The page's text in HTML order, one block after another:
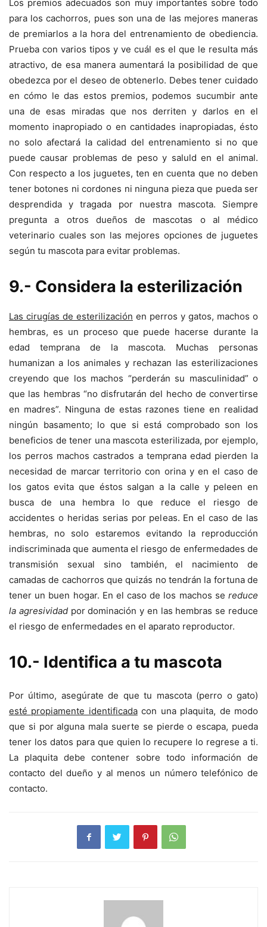
Los premios adecuados son muy importantes sobre todo
para los cachorros, pues son una de las mejores maneras
de premiarlos a la hora del entrenamiento de obediencia.
Prueba con varios tipos y ve cuál es el que le resulta más
atractivo, de esa manera aumentará la posibilidad de que
obedezca por el deseo de obtenerlo. Debes tener cuidado
en cómo le das estos premios, podemos sucumbir ante
una de esas miradas que nos derriten y darlos en el
momento inapropiado o en cantidades inapropiadas, ésto
no solo afectará la calidad del entrenamiento si no que
puede causar problemas de peso y saluld en el animal.
Con respecto a los juguetes, ten en cuenta que no deben
tener botones ni cordones ni ninguna pieza que pueda ser
desprendida y tragada por nuestra mascota. Siempre
pregunta a otros dueños de mascotas o al médico
veterinario cuales son las mejores opciones de juguetes
según tu mascota para evitar problemas.
9.- Considera la esterilización
Las cirugías de esterilización en perros y gatos, machos o
hembras, es un proceso que puede hacerse durante la
edad temprana de la mascota. Muchas personas
humanizan a los animales y rechazan las esterilizaciones
creyendo que los machos “perderán su masculinidad” o
que las hembras “no disfrutarán del hecho de convertirse
en madres”. Ninguna de estas razones tiene en realidad
ningún basamento; lo que si está comprobado son los
beneficios de tener una mascota esterilizada, por ejemplo,
los perros machos castrados a temprana edad pierden la
necesidad de marcar territorio con orina y en el caso de
los gatos evita que éstos salgan a la calle y peleen en
busca de una hembra lo que reduce el riesgo de
accidentes o heridas serias por peleas. En el caso de las
hembras, no solo estaremos evitando la reproducción
indiscriminada que aumenta el riesgo de enfermedades de
transmisión sexual sino también, el nacimiento de
camadas de cachorros que quizás no tendrán la fortuna de
tener un buen hogar. En el caso de los machos se reduce
la agresividadpor dominación y en las hembras se reduce
el riesgo de enfermedades en el aparato reproductor.
10.- Identifica a tu mascota
Por último, asegúrate de que tu mascota (perro o gato)
esté propiamente identificadacon una plaquita, de modo
que si por alguna mala suerte se pierde o escapa, pueda
tener los datos para que quien lo recupere lo regrese a ti.
La plaquita debe contener sobre todo información de
contacto del dueño y al menos un número telefónico de
contacto.